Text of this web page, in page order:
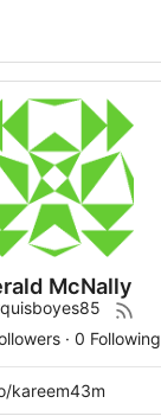
McNally
· 0 Following
kareem43m